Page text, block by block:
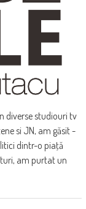
diverse studiouri tv
si JN, am găsit -
dintr-o piaţă
am purtat un